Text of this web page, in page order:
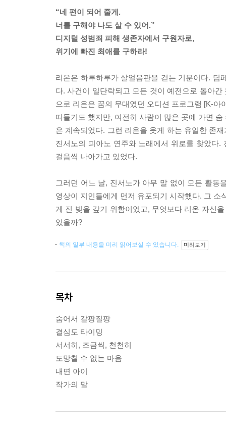
“네 편이 되어 줄게.
너를 구해야 나도 살 수 있어.”
디지털 성범죄 피해 생존자에서 구원자로,
위기에 빠진 최애를 구하라!
리온은 하루하루가 살얼음판을 걷는 기분이다.
다. 사건이 일단락되고 모든 것이 예전으로 돌아
으로 리온은 꿈의 무대였던 오디션 프로그램 [K-
떠들기도 했지만, 여전히 사람이 많은 곳에 가면
은 계속되었다. 그런 리온을 웃게 하는 유일한 존
진서노의 피아노 연주와 노래에서 위로를 찾았다
걸음씩 나아가고 있었다.
그러던 어느 날, 진서노가 아무 말 없이 모든 활동
영상이 지인들에게 먼저 유포되기 시작했다. 그
게 진 빚을 갚기 위함이었고, 무엇보다 리온 자신
있을까?
책의 일부 내용을 미리 읽어보실 수 있습니다. 미리보기
목차
숨어서 갈팡질팡
결심도 타이밍
서서히, 조금씩, 천천히
도망칠 수 없는 마음
내면 아이
작가의 말